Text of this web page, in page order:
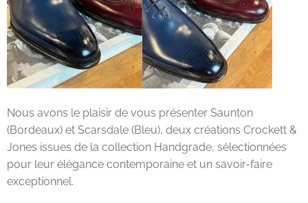
Carlos Santos Chaussures
Carmina
Crockett and Jones
Edward Green
Franceschetti
Nous avons le plaisir de vous présenter Saunton
(Bordeaux) et Scarsdale (Bleu), deux créations Crockett &
Jones issues de la collection Handgrade, sélectionnées
pour leur élégance contemporaine et un savoir-faire
exceptionnel.